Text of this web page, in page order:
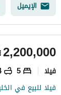
الإيميل
2,200,000
فیلا 5
فيلا للبيع في